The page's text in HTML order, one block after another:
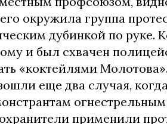
окружила группа
дубинкой по руке.
и был схвачен
«коктейлями Молотова».
еще два случая,
применили